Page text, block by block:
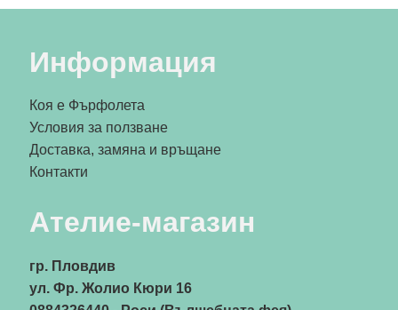
Информация
Коя е Фърфолета
Условия за ползване
Доставка, замяна и връщане
Контакти
Ателие-магазин
гр. Пловдив
ул. Фр. Жолио Кюри 16